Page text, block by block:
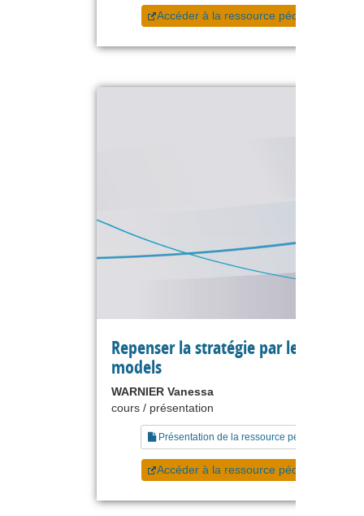
Accéder à la ressource pédagogique
Repenser la stratégie par les
models
WARNIER Vanessa
cours / présentation
Présentation de la ressource pédagogique
Accéder à la ressource pédagogique